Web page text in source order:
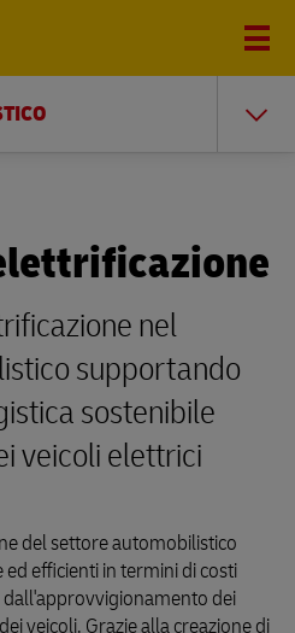
nel
supportando
sostenibile
veicoli elettrici
del settore automobilistico
efficienti in termini di costi
dei
veicoli. Grazie alla creazione di